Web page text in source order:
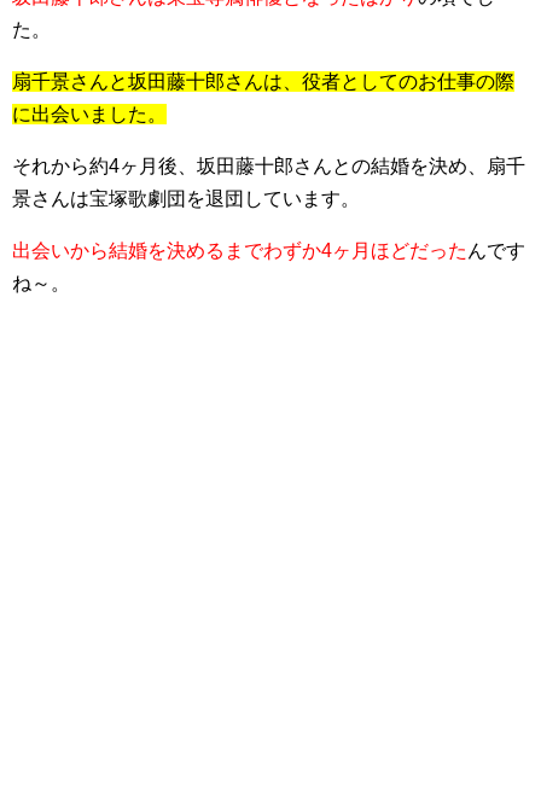
た。
扇千景さんと坂田藤十郎さんは、役者としてのお仕事の際
に出会いました。
それから約4ヶ月後、坂田藤十郎さんとの結婚を決め、扇千
景さんは宝塚歌劇団を退団しています。
出会いから結婚を決めるまでわずか4ヶ月ほどだった んです
ね～。